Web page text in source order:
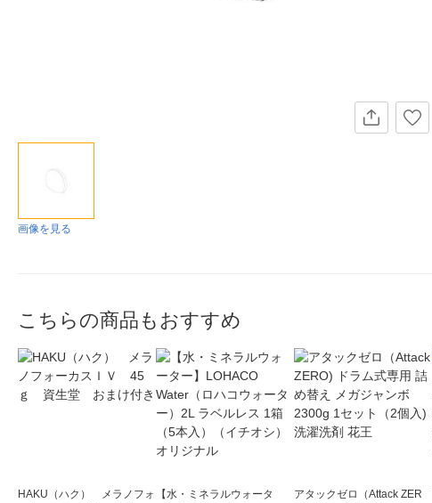
画像を見る
こちらの商品もおすすめ
HAKU（ハク） メラノフォ
【水・ミネラルウォータ
アタックゼロ（Attack ZER